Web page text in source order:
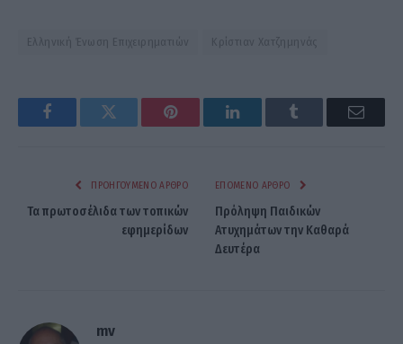
Ελληνική Ένωση Επιχειρηματιών Κρίστιαν Χατζημηνάς
FacebookTwitter Pinterest LinkedInTumblr Email
ΠΡΟΗΓΟΎΜΕΝΟ ΆΡΘΡΟ
Τα πρωτοσέλιδα των τοπικών
εφημερίδων
ΕΠΌΜΕΝΟ ΆΡΘΡΟ
Πρόληψη Παιδικών
Ατυχημάτων την Καθαρά
Δευτέρα
mv